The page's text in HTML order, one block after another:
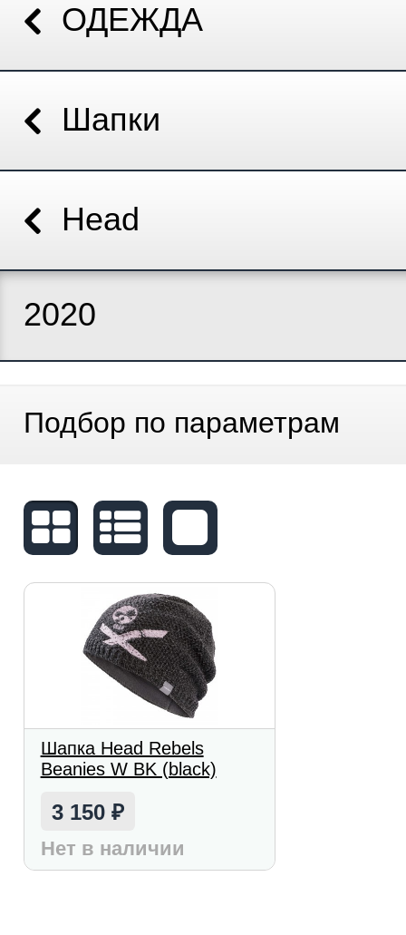
ОДЕЖДА
Шапки
Head
2020
Подбор по параметрам
Шапка Head Rebels
Beanies W BK (black)
3 150 ₽
Нет в наличии